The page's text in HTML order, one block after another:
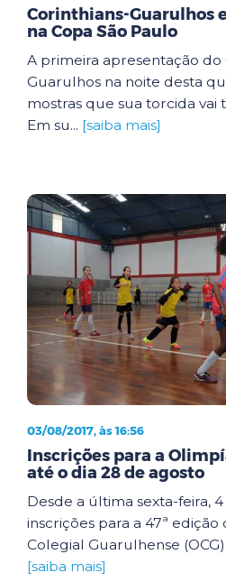
Corinthians-Guarulhos
na Copa São Paulo
A primeira apresentação do
Guarulhos na noite desta
mostras que sua torcida vai
Em su... [saiba mais]
03/08/2017, às 16:56
Inscrições para a
até o dia 28 de agosto
Desde a última sexta-feira,
inscrições para a 47ª
Colegial Guarulhense
[saiba mais]